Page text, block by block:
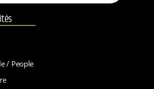
/ People